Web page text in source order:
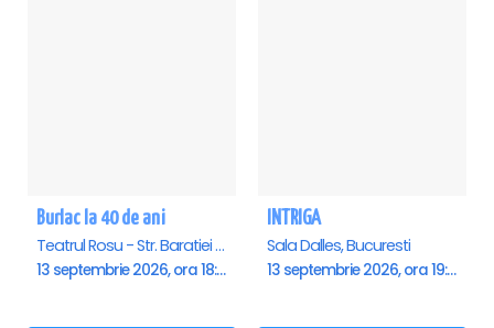
Burlac la 40 de ani
Teatrul Rosu - Str. Baratiei 31, Bucuresti
13 septembrie 2026, ora 18:00
INTRIGA
Sala Dalles, Bucuresti
13 septembrie 2026, ora 19:00